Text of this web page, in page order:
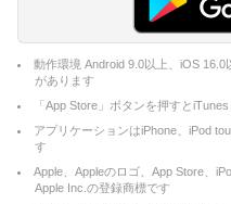
動作環境 Android 9.0以上、iOS
があります
「App Store」ボタンを押すと
アプリケーションはiPhone、iPod
す
Apple、Appleのロゴ、App Store、
Apple Inc.の登録商標です